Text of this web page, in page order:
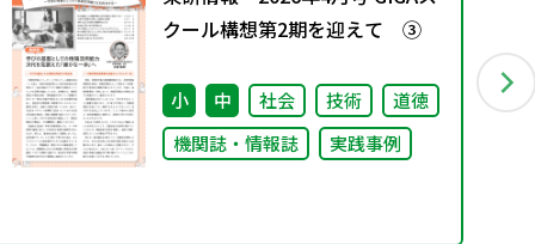
クール構想第2期を迎えて ③
小 中 社会 技術
道徳
機関誌・情報誌
実践事例